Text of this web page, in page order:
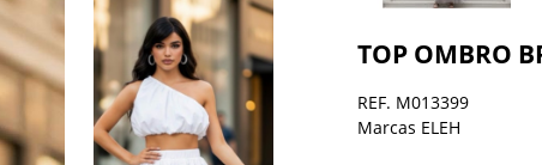
TOP OMBRO
REF. M013399
Marcas ELEH